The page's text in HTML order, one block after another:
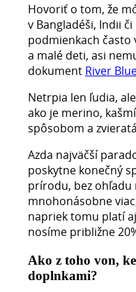
Hovoriť o tom, že
v Bangladéši, Indii
podmienkach často
a malé deti, asi
dokument River
Netrpia len ľudia,
ako je merino,
spôsobom a
Azda najväčší
poskytne konečný
prírodu, bez ohľadu
mnohonásobne
napriek tomu platí
nosíme približne
Ako z toho von,
doplnkami?